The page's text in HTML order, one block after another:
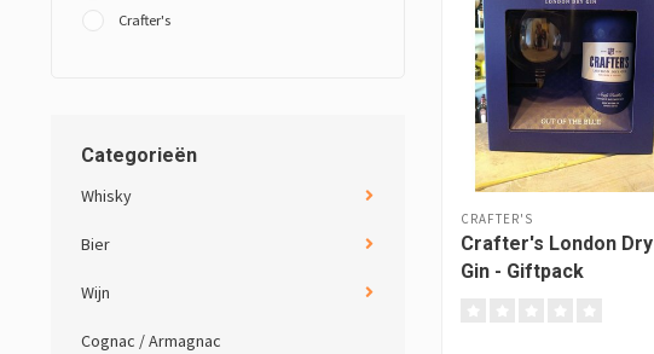
Crafter's
Categorieën
Whisky
Bier
Wijn
Cognac / Armagnac
CRAFTER'S
Crafter's London Dry
Gin - Giftpack